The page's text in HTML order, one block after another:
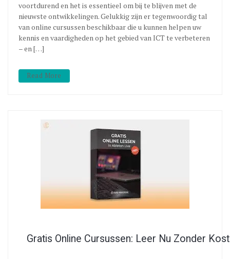
voortdurend en het is essentieel om bij te blijven met de
nieuwste ontwikkelingen. Gelukkig zijn er tegenwoordig tal
van online cursussen beschikbaar die u kunnen helpen uw
kennis en vaardigheden op het gebied van ICT te verbeteren
– en […]
Read More
Gratis Online Cursussen: Leer Nu Zonder